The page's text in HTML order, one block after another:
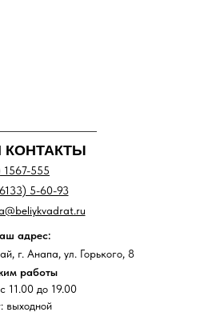
1567-555
5-60-93
адрес:
г. Анапа, ул. Горького, 8
работы
11.00 до 19.00
выходной